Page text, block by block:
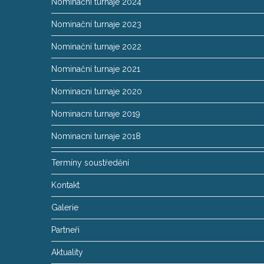
Nominační turnaje 2023
Nominační turnaje 2022
Nominační turnaje 2021
Nominacni turnaje 2020
Nominacni turnaje 2019
Nominacni turnaje 2018
Termíny soustředění
Kontakt
Galerie
Partneři
Aktuality